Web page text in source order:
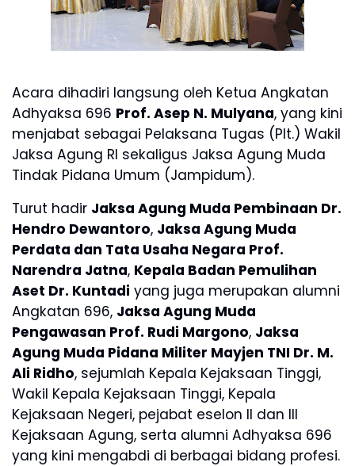
Acara dihadiri langsung oleh Ketua Angkatan
Adhyaksa 696 Prof. Asep N. Mulyana, yang kini
menjabat sebagai Pelaksana Tugas (Plt.) Wakil
Jaksa Agung RI sekaligus Jaksa Agung Muda
Tindak Pidana Umum (Jampidum).
Turut hadir Jaksa Agung Muda Pembinaan Dr.
Hendro Dewantoro, Jaksa Agung Muda
Perdata dan Tata Usaha Negara Prof.
Narendra Jatna, Kepala Badan Pemulihan
Aset Dr. Kuntadi yang juga merupakan alumni
Angkatan 696, Jaksa Agung Muda
Pengawasan Prof. Rudi Margono, Jaksa
Agung Muda Pidana Militer Mayjen TNI Dr. M.
Ali Ridho, sejumlah Kepala Kejaksaan Tinggi,
Wakil Kepala Kejaksaan Tinggi, Kepala
Kejaksaan Negeri, pejabat eselon II dan III
Kejaksaan Agung, serta alumni Adhyaksa 696
yang kini mengabdi di berbagai bidang profesi.